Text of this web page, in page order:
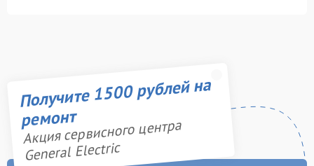
Получите 1500 рублей на
ремонт
Акция сервисного центра
General Electric